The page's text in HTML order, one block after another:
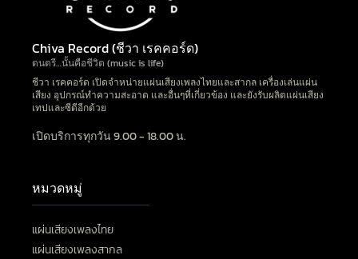
Chiva Record (ชีวา เรคคอร์ด)
ดนตรี…นั้นคือชีวิต (music is life)
ชีวา เรคคอร์ด เปิดจำหน่ายแผ่นเสียงเพลงไทยและสากล เครื่องเล่นแผ่น
เสียง อุปกรณ์ทำความสะอาด และอื่นๆที่เกี่ยวข้อง และยังรับผลิตแผ่นเสียง
เทปและซีดีอีกด้วย
เปิดบริการทุกวัน 9.00 - 18.00 น.
หมวดหมู่
แผ่นเสียงเพลงไทย
แผ่นเสียงเพลงสากล